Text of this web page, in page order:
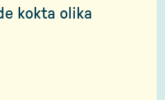
kokta olika